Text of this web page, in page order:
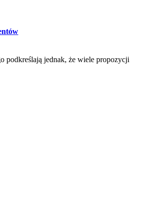
podkreślają jednak, że wiele propozycji